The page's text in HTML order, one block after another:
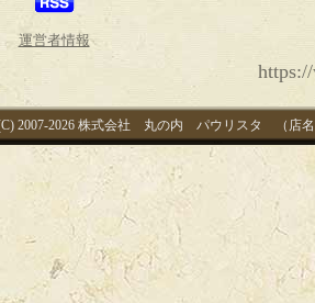
運営者情報
2007-2026 株式会社 丸の内 パウリスタ （店